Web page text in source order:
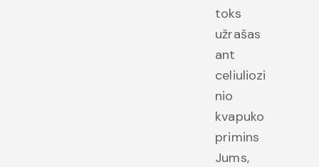
toks
užrašas
ant
celiuliozi
nio
kvapuko
primins
Jums,